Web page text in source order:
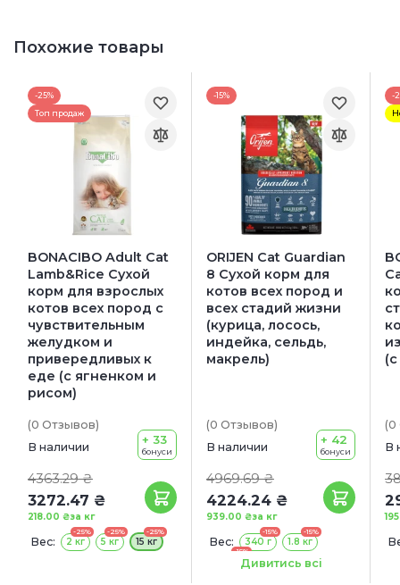
Похожие товары
-25%
Топ продаж
BONACIBO Adult Cat
Lamb&Rice Сухой
корм для взрослых
котов всех пород с
чувствительным
желудком и
привередливых к
еде (с ягненком и
рисом)
(0 Отзывов)
В наличии
4363.29 ₴
3272.47 ₴
за кг
218.00 ₴
+ 33
бонуси
Вес:
-25%
2 кг
-25%
5 кг
-25%
15 кг
-15%
ORIJEN Cat Guardian
8 Сухой корм для
котов всех пород и
всех стадий жизни
(курица, лосось,
индейка, сельдь,
макрель)
(0 Отзывов)
В наличии
4969.69 ₴
4224.24 ₴
за кг
939.00 ₴
+ 42
бонуси
Вес:
-15%
340 г
-15%
1.8 кг
-15%
Дивитись всі
-
(0
В